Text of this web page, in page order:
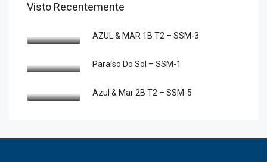
Visto Recentemente
AZUL & MAR 1B T2 – SSM-3
Paraíso Do Sol – SSM-1
Azul & Mar 2B T2 – SSM-5